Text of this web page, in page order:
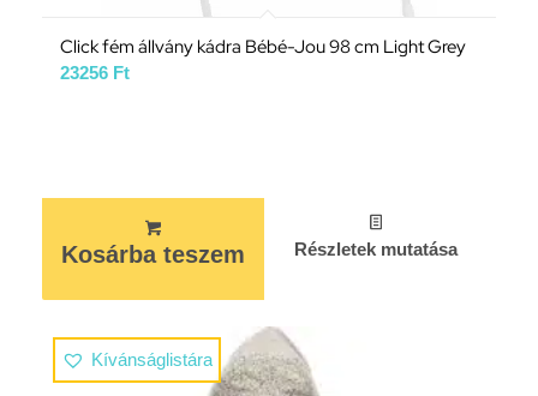
Click fém állvány kádra Bébé-Jou 98 cm Light Grey
23256 Ft
Kosárba teszem Részletek mutatása
Kívánságlistára